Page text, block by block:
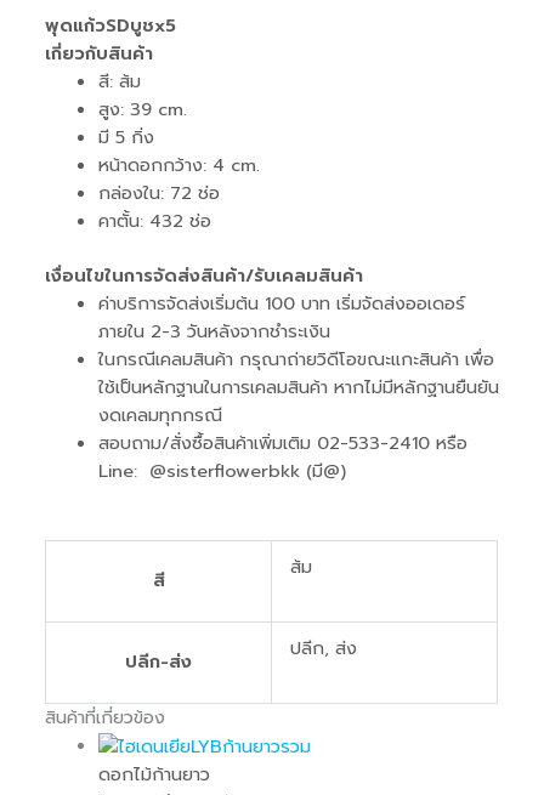
พุดแก้วSDบูชx5
เกี่ยวกับสินค้า
สี: ส้ม
สูง: 39 cm.
มี 5 กิ่ง
หน้าดอกกว้าง: 4 cm.
กล่องใน: 72 ช่อ
คาตั้น: 432 ช่อ
เงื่อนไขในการจัดส่งสินค้า/รับเคลมสินค้า
ค่าบริการจัดส่งเริ่มต้น 100 บาท เริ่มจัดส่งออเดอร์
ภายใน 2-3 วันหลังจากชำระเงิน
ในกรณีเคลมสินค้า กรุณาถ่ายวิดีโอขณะแกะสินค้า เพื่อ
ใช้เป็นหลักฐานในการเคลมสินค้า หากไม่มีหลักฐานยืนยัน
งดเคลมทุกกรณี
สอบถาม/สั่งซื้อสินค้าเพิ่มเติม 02-533-2410 หรือ
Line: @sisterflowerbkk (มี@)
สี ส้ม
ปลีก-ส่ง ปลีก, ส่ง
สินค้าที่เกี่ยวข้อง
ดอกไม้ก้านยาว